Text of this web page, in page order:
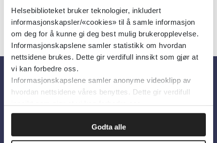
Helsebiblioteket bruker teknologier, inkludert
informasjonskapsler/«cookies» til å samle informasjon
om deg for å kunne gi deg best mulig brukeropplevelse.
Informasjonskapslene samler statistikk om hvordan
nettsidene brukes. Dette gir verdifull innsikt som gjør at
vi kan forbedre oss.
Informasjonskapslene samler anonyme videoklipp av
hvordan nettsidene våres benyttes. Dette gir verdifull
innsikt som gjør at vi kan forbedre oss.
Godta alle
Om oss
Personvern og informasjonskapsler